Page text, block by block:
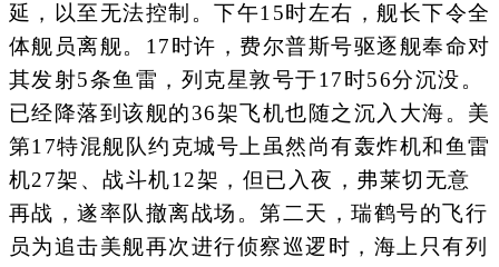
延，以至无法控制。下午15时左右，舰长下令全
体舰员离舰。17时许，费尔普斯号驱逐舰奉命对
其发射5条鱼雷，列克星敦号于17时56分沉没。
已经降落到该舰的36架飞机也随之沉入大海。美
第17特混舰队约克城号上虽然尚有轰炸机和鱼雷
机27架、战斗机12架，但已入夜，弗莱切无意
再战，遂率队撤离战场。第二天，瑞鹤号的飞行
员为追击美舰再次进行侦察巡逻时，海上只有列